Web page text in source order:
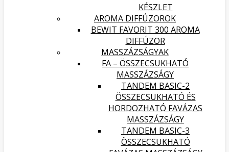
KÉSZLET
AROMA DIFFÚZOROK
BEWIT FAVORIT 300 AROMA
DIFFÚZOR
MASSZÁZSÁGYAK
FA – ÖSSZECSUKHATÓ
MASSZÁZSÁGY
TANDEM BASIC-2
ÖSSZECSUKHATÓ ÉS
HORDOZHATÓ FAVÁZAS
MASSZÁZSÁGY
TANDEM BASIC-3
ÖSSZECSUKHATÓ